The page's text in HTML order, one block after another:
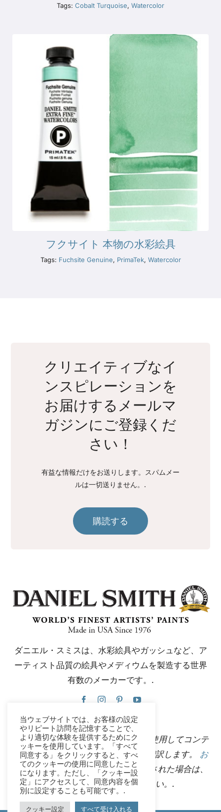
Tags: Cobalt Turquoise, Watercolor
フクサイト 本物の水彩絵具
Tags: Fuchsite Genuine, PrimaTek, Watercolor
クリエイティブなイ
ンスピレーションを
お届けするメールマ
ガジンにご登録くだ
さい！
有益な情報だけをお送りします。スパムメー
ルは一切送りません。.
購読する
ダニエル・スミスは、水彩絵具やガッシュなど、ア
ーティスト品質の絵具やメディウムを製造する世界
有数のメーカーです。.
このウェブサイトは、Google翻訳を使用してコンテ
ンツを複数の言語に瞬時に自動的に翻訳します。 お
問い合わせ不正確な自動翻訳を発見された場合は、
修正できるようご連絡ください。.
当ウェブサイトでは、お客様の設定
やリピート訪問を記憶することで、
より適切な体験を提供するためにク
ッキーを使用しています。「すべて
同意する」をクリックすると、すべ
てのクッキーの使用に同意したこと
になります。ただし、「クッキー設
定」にアクセスして、同意内容を個
別に設定することも可能です。.
クッキー設定 すべて受け入れる